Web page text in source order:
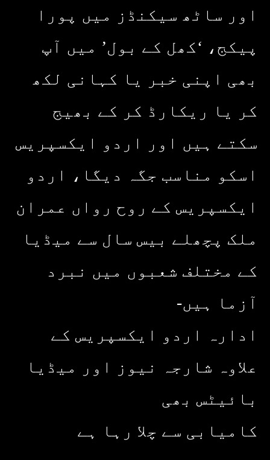
اور ساٹھ سیکنڈز میں پورا
پیکج، ‘کھل کے بول’ میں آپ
بھی اپنی خبر یا کہانی لکھ
کر یا ریکارڈ کر کے بھیج
سکتے ہیں اور اردو ایکسپریس
اسکو مناسب جگہ دیگا، اردو
ایکسپریس کے روح رواں عمران
ملک پچھلے بیس سال سے میڈیا
کے مختلف شعبوں میں نبرد
آزما ہیں-
ادارہ اردو ایکسپریس کے
علاوہ شارجہ نیوز اور میڈیا
بائیٹس بھی
کامیابی سے چلا رہا ہے